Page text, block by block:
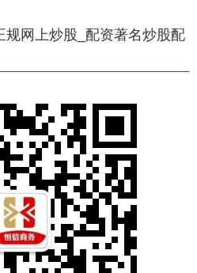
规网上炒股_配资著名炒股配